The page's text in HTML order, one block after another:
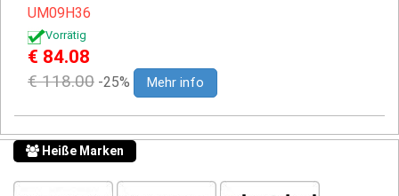
UM09H36
Vorrätig
€ 84.08
€ 118.00 -25% Mehr info
Heiße Marken